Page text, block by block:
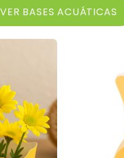
VER BASES ACUÁTICAS